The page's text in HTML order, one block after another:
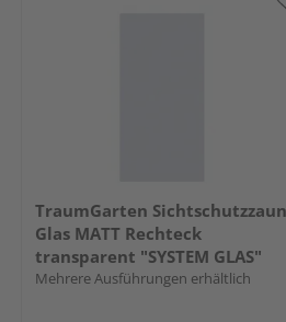
TraumGarten Sichtschutzzaun
Glas MATT Rechteck
transparent "SYSTEM GLAS"
Mehrere Ausführungen erhältlich